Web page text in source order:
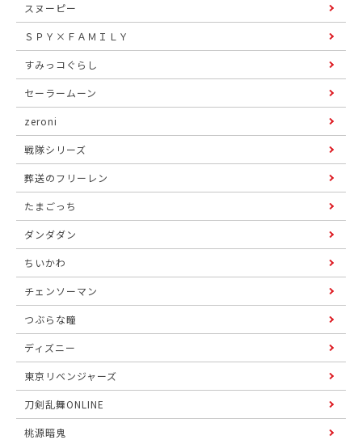
スヌーピー
ＳＰＹ×ＦＡＭＩＬＹ
すみっコぐらし
セーラームーン
zeroni
戦隊シリーズ
葬送のフリーレン
たまごっち
ダンダダン
ちいかわ
チェンソーマン
つぶらな瞳
ディズニー
東京リベンジャーズ
刀剣乱舞ONLINE
桃源暗鬼